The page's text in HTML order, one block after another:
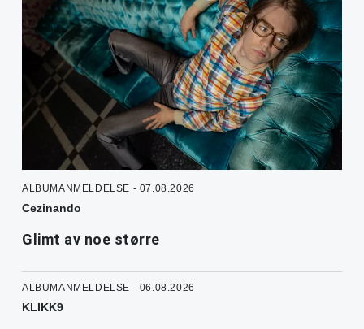
ALBUMANMELDELSE - 07.08.2026
Cezinando
Glimt av noe større
ALBUMANMELDELSE - 06.08.2026
KLIKK9